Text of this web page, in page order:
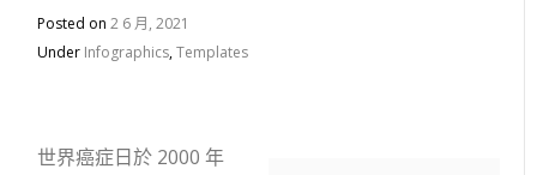
Posted on2 6 月, 2021
Under Infographics,Templates
世界癌症日於 2000 年